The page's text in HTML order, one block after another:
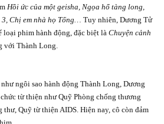
Hồi ức của một geisha, Ngọa hổ tàng long,
Chị em nhà họ Tống… Tuy nhiên, Dương Tử
loại phim hành động, đặc biệt là Chuyện cảnh
với Thành Long.
ngôi sao hành động Thành Long, Dương
từ thiện như Quỹ Phòng chống thương
Quỹ từ thiện AIDS. Hiện nay, cô còn đảm